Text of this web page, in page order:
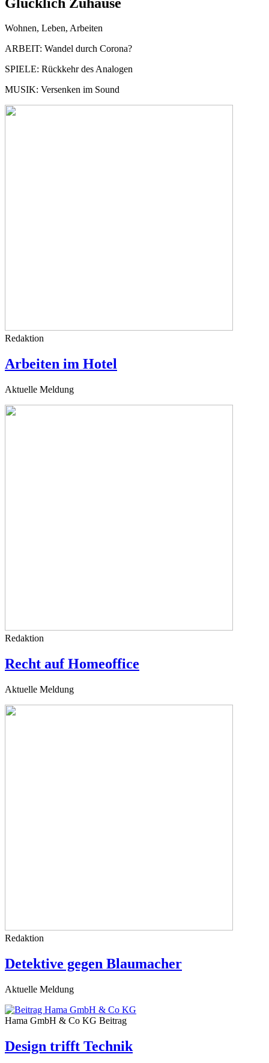
Wohnen, Leben, Arbeiten
ARBEIT: Wandel durch Corona?
SPIELE: Rückkehr des Analogen
MUSIK: Versenken im Sound
Redaktion
Arbeiten im Hotel
Aktuelle Meldung
Redaktion
Recht auf Homeoffice
Aktuelle Meldung
Redaktion
Detektive gegen Blaumacher
Aktuelle Meldung
Hama GmbH & Co KG Beitrag
Design trifft Technik